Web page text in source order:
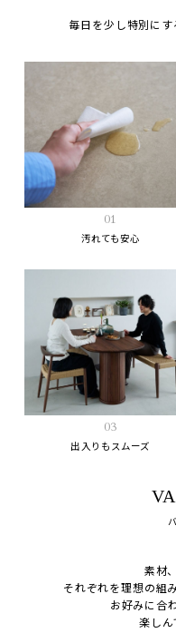
毎日を少し特別にす
01
汚れても安心
03
出入りもスムーズ
素材
それぞれを理想の組
お好みに合
楽しん